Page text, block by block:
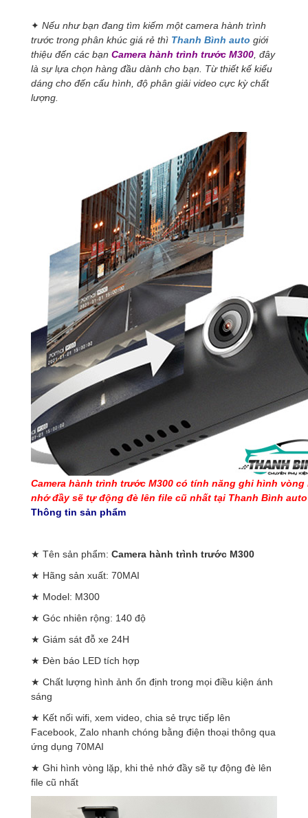
✦ Nếu như bạn đang tìm kiếm một camera hành trình
trước trong phân khúc giá rẻ thì Thanh Bình auto giới
thiệu đến các bạn Camera hành trình trước M300 , đây
là sự lựa chọn hàng đầu dành cho bạn. Từ thiết kế kiểu
dáng cho đến cấu hình, độ phân giải video cực kỳ chất
lượng.
Camera hành trình trước M300 có tính năng ghi hình vòng
nhớ đầy sẽ tự động đè lên file cũ nhất tại Thanh Bình auto
Thông tin sản phẩm
★ Tên sản phẩm: Camera hành trình trước M300
★ Hãng sản xuất: 70MAI
★ Model: M300
★ Góc nhiên rộng: 140 độ
★ Giám sát đỗ xe 24H
★ Đèn báo LED tích hợp
★ Chất lượng hình ảnh ổn định trong mọi điều kiện ánh
sáng
★ Kết nối wifi, xem video, chia sẻ trực tiếp lên
Facebook, Zalo nhanh chóng bằng điện thoại thông qua
ứng dụng 70MAI
★ Ghi hình vòng lặp, khi thẻ nhớ đầy sẽ tự động đè lên
file cũ nhất